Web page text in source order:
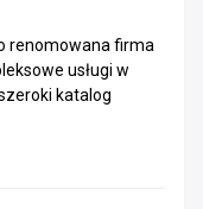
renomowana firma
usługi w
katalog